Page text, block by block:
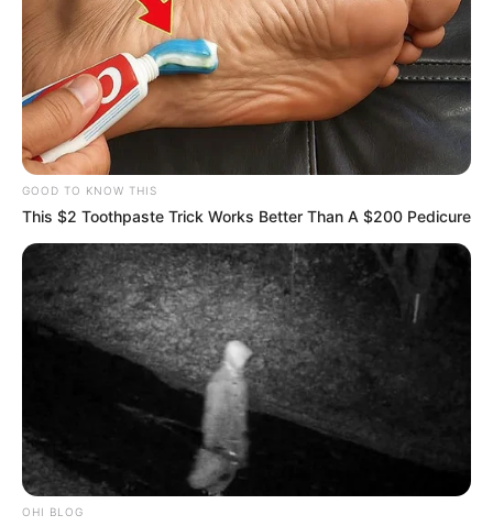
GOOD TO KNOW THIS
This $2 Toothpaste Trick Works Better Than A $200 Pedicure
OHI BLOG